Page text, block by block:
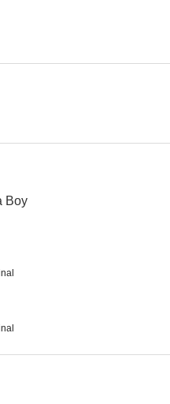
Burt Reynolds
Boy